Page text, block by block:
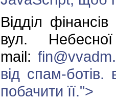
Відділ
вул.
mail:
від спам-
побачити її.">